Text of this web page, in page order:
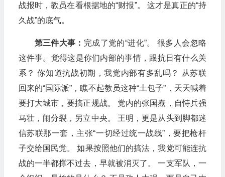
战报时，教员在看根据地的“财报”。 这才是真正的“持
久战”的底气。
第三件大事： 完成了党的“进化”。 很多人会忽略
这件事。觉得这是你们内部的事情，跟抗日有什么关
系？ 你知道抗战初期，我党内部有多乱吗？ 从苏联
回来的“国际派”，瞧不起教员这种“土包子”，天天喊着
要打大城市，要搞正规战。 党内的张国焘，自恃兵强
马壮，闹分裂，另立中央。 王明，更是从头到脚都迷
信苏联那一套，主张“一切经过统一战线”，要把枪杆
子交给国民党。 如果按照他们的搞法，我党可能连抗
战的一半都撑不过去，早就被消灭了。 一支军队，一